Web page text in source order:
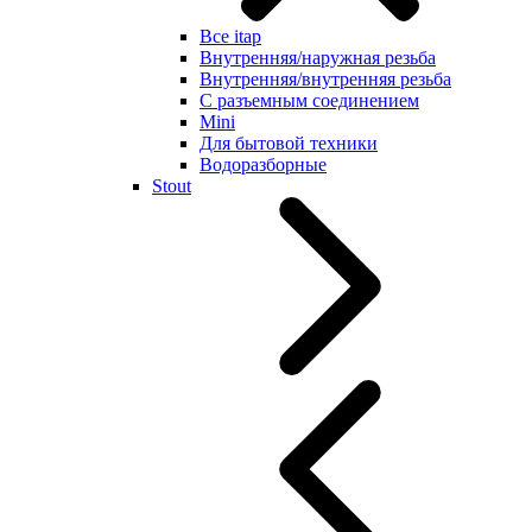
Все itap
Внутренняя/наружная резьба
Внутренняя/внутренняя резьба
С разъемным соединением
Mini
Для бытовой техники
Водоразборные
Stout